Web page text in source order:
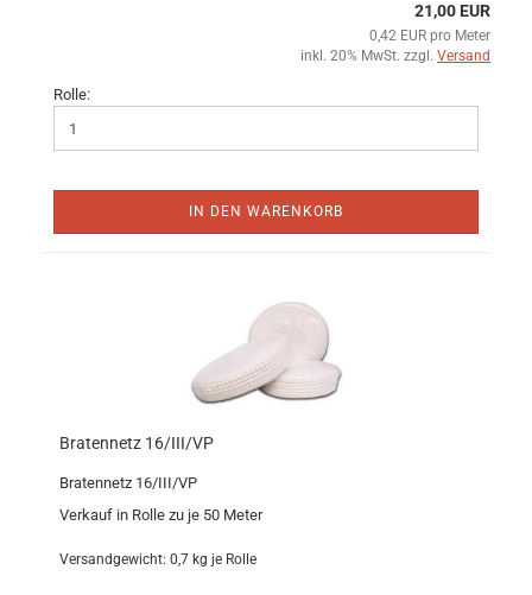
21,00 EUR
0,42 EUR pro Meter
inkl. 20% MwSt. zzgl. Versand
Rolle:
IN DEN WARENKORB
Bratennetz 16/III/VP
Bratennetz 16/III/VP
Verkauf in Rolle zu je 50 Meter
Versandgewicht: 0,7 kg je Rolle